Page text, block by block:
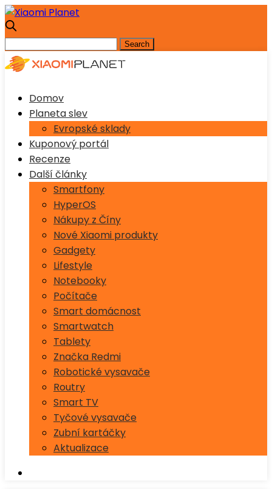
Domov
Planeta slev
Evropské sklady
Kuponový portál
Recenze
Další články
Smartfony
HyperOS
Nákupy z Číny
Nové Xiaomi produkty
Gadgety
Lifestyle
Notebooky
Počítače
Smart domácnost
Smartwatch
Tablety
Značka Redmi
Robotické vysavače
Routry
Smart TV
Tyčové vysavače
Zubní kartáčky
Aktualizace